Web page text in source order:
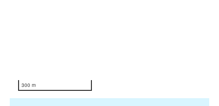
300 m